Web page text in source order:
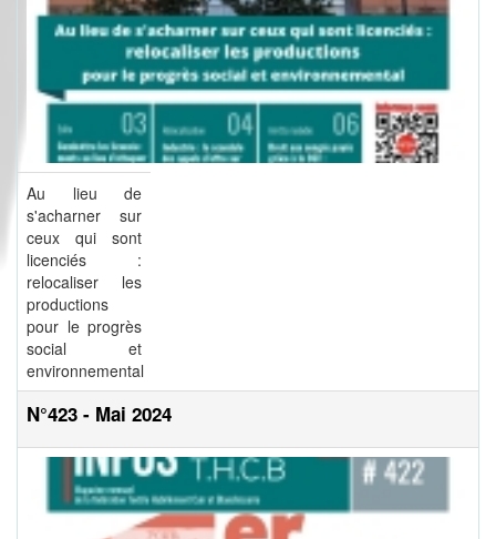
Au lieu de
s'acharner sur
ceux qui sont
licenciés :
relocaliser les
productions
pour le progrès
social et
environnemental
N°423 - Mai 2024